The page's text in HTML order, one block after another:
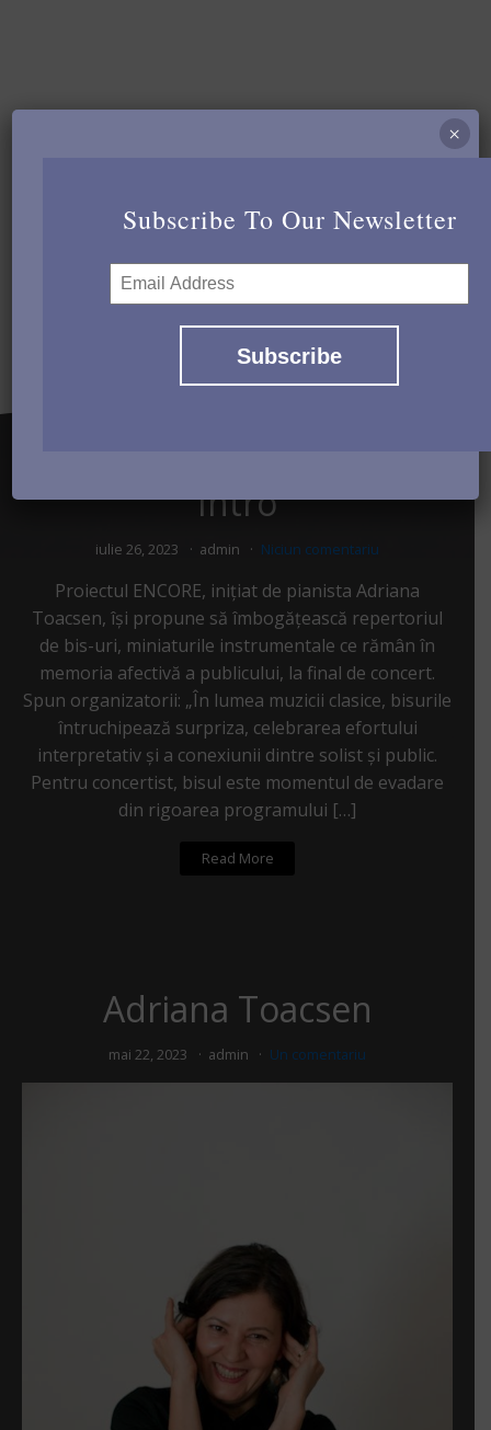
Intro
iulie 26, 2023 admin Niciun comentariu
Proiectul ENCORE, inițiat de pianista Adriana
Toacsen, își propune să îmbogățească repertoriul
de bis-uri, miniaturile instrumentale ce rămân în
memoria afectivă a publicului, la final de concert.
Spun organizatorii: „În lumea muzicii clasice, bisurile
întruchipează surpriza, celebrarea efortului
interpretativ și a conexiunii dintre solist și public.
Pentru concertist, bisul este momentul de evadare
din rigoarea programului […]
Read More
Adriana Toacsen
mai 22, 2023 admin Un comentariu
Subscribe To Our Newsletter
×